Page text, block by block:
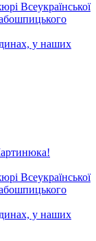
Всеукраїнської
у наших
Всеукраїнської
у наших